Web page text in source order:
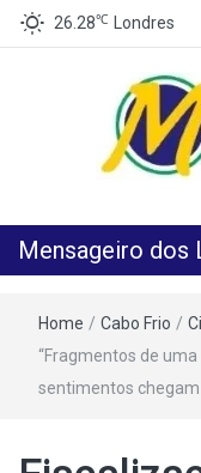
26.28℃ Londres
Mensageiro dos
Home / Cabo Frio /
“Fragmentos de
sentimentos